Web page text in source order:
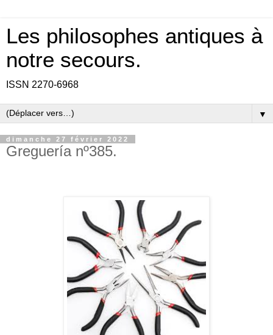
Les philosophes antiques à
notre secours.
ISSN 2270-6968
▼
dimanche 27 février 2022
Greguería nº385.